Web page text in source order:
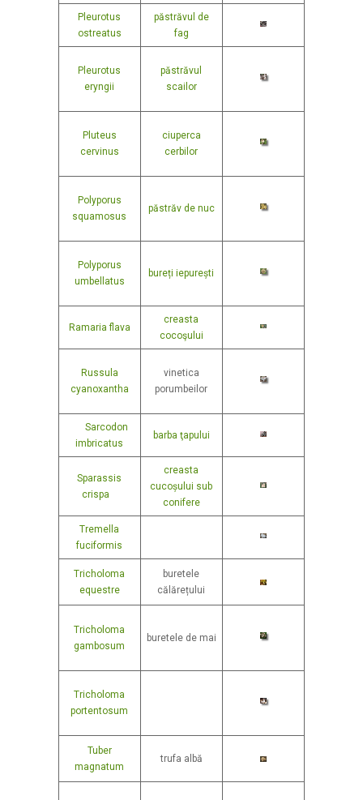
Pleurotus
ostreatus
păstrăvul de
fag
Pleurotus
eryngii
păstrăvul
scailor
Pluteus
cervinus
ciuperca
cerbilor
Polyporus
squamosus
păstrăv de nuc
Polyporus
umbellatus
bureți iepurești
Ramaria flava
creasta
cocoşului
Russula
cyanoxantha
vinetica
porumbeilor
Sarcodon
imbricatus
barba ţapului
Sparassis
crispa
creasta
cucoșului sub
conifere
Tremella
fuciformis
Tricholoma
equestre
buretele
călărețului
Tricholoma
gambosum
buretele de mai
Tricholoma
portentosum
Tuber
magnatum
trufa albă